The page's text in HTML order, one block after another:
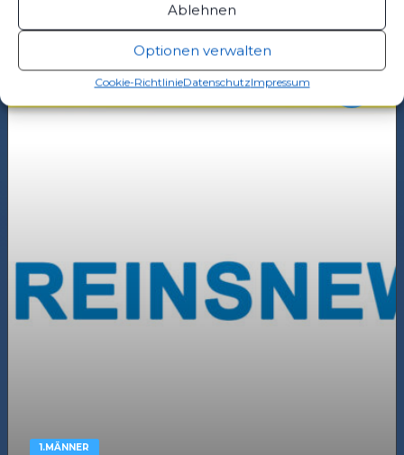
Ablehnen
Optionen verwalten
Cookie-RichtlinieDatenschutzImpressum
1.MÄNNER